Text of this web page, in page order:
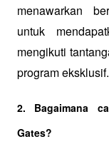
menawarkan
untuk
mengikuti
program eksklusif.
2. Bagaimana
Gates?